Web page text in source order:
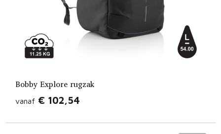
Bobby Explore rugzak
vanaf € 102,54